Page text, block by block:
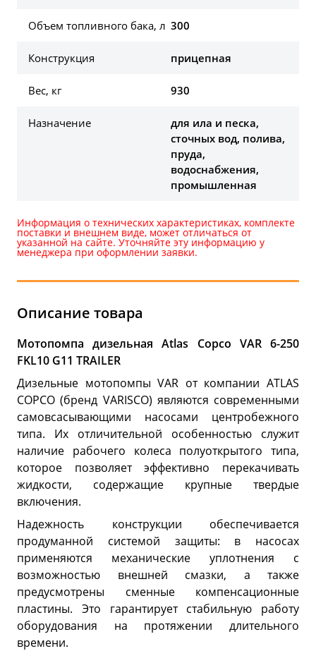
Объем топливного бака, л 300
Конструкция прицепная
Вес, кг 930
Назначение
для ила и песка,
сточных вод, полива,
пруда,
водоснабжения,
промышленная
Информация о технических характеристиках, комплекте
поставки и внешнем виде, может отличаться от
указанной на сайте. Уточняйте эту информацию у
менеджера при оформлении заявки.
Описание товара
Мотопомпа дизельная Atlas Copco VAR 6-250
FKL10 G11 TRAILER
Дизельные мотопомпы VAR от компании ATLAS
COPCO (бренд VARISCO) являются современными
самовсасывающими насосами центробежного
типа. Их отличительной особенностью служит
наличие рабочего колеса полуоткрытого типа,
которое позволяет эффективно перекачивать
жидкости, содержащие крупные твердые
включения.
Надежность конструкции обеспечивается
продуманной системой защиты: в насосах
применяются механические уплотнения с
возможностью внешней смазки, а также
предусмотрены сменные компенсационные
пластины. Это гарантирует стабильную работу
оборудования на протяжении длительного
времени.